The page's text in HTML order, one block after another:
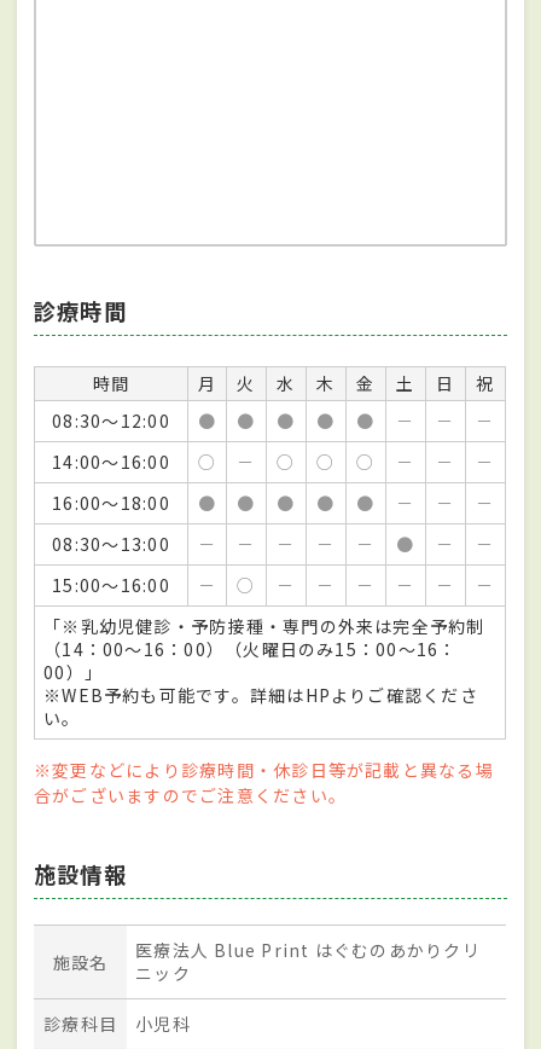
診療時間
時間 月 火 水 木 金 土 日
祝
08:30～12:00
● ● ● ● ● － －
－
14:00～16:00
○ － ○ ○ ○ － －
－
16:00～18:00
● ● ● ● ● － －
－
08:30～13:00
－ － － － － ● －
－
15:00～16:00
－ ○ － － － － －
－
「※乳幼児健診・予防接種・専門の外来は完全予約制
（14：00～16：00）（火曜日のみ15：00～16：
00）」
※WEB予約も可能です。詳細はHPよりご確認くださ
い。
※変更などにより診療時間・休診日等が記載と異なる場
合がございますのでご注意ください。
施設情報
施設名
医療法人 Blue Print はぐむのあかりクリ
ニック
診療科目 小児科